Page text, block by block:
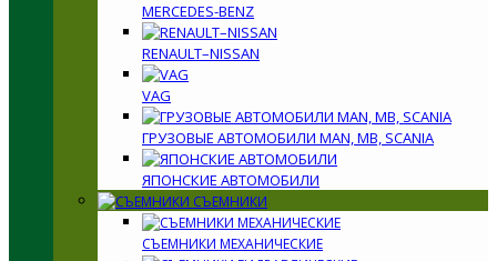
MERCEDES-BENZ
RENAULT–NISSAN
VAG
ГРУЗОВЫЕ АВТОМОБИЛИ MAN, MB, SCANIA
ЯПОНСКИЕ АВТОМОБИЛИ
СЪЕМНИКИ
СЪЕМНИКИ МЕХАНИЧЕСКИЕ